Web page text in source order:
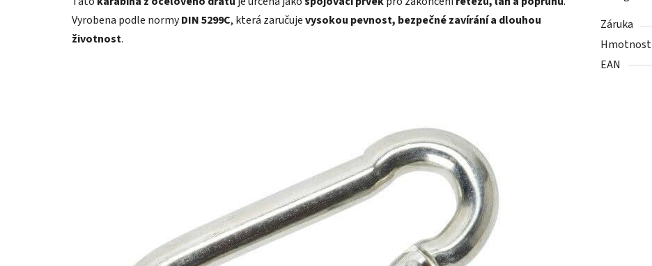
Vyrobena podle normyDIN 5299C, která zaručujevysokou pevnost, bezpečné zavírání a dlouhou
životnost.
Záruka
Hmotnost
EAN